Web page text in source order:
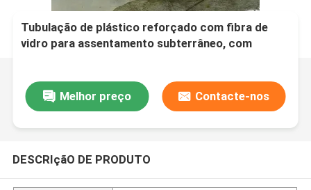
Tubulação de plástico reforçado com fibra de
vidro para assentamento subterrâneo, com
Melhor preço
Contacte-nos
DESCRIçãO DE PRODUTO